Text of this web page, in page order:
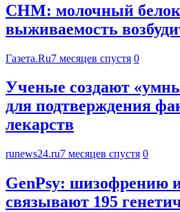
CHM: молочный
выживаемость
Газета.Ru7 месяцев спустя 0
Ученые создают
для подтверждения
лекарств
runews24.ru7 месяцев спустя 0
GenPsy: шизофрению и
связывают 195